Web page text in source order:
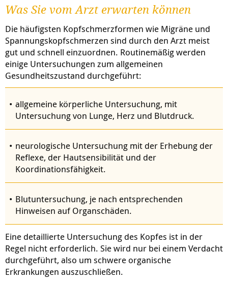
Was Sie vom Arzt erwarten können
Die häufigsten Kopfschmerzformen wie Migräne und
Spannungskopfschmerzen sind durch den Arzt meist
gut und schnell einzuordnen. Routinemäßig werden
einige Untersuchungen zum allgemeinen
Gesundheitszustand durchgeführt:
allgemeine körperliche Untersuchung, mit
Untersuchung von Lunge, Herz und Blutdruck.
neurologische Untersuchung mit der Erhebung der
Reflexe, der Hautsensibilität und der
Koordinationsfähigkeit.
Blutuntersuchung, je nach entsprechenden
Hinweisen auf Organschäden.
Eine detaillierte Untersuchung des Kopfes ist in der
Regel nicht erforderlich. Sie wird nur bei einem Verdacht
durchgeführt, also um schwere organische
Erkrankungen auszuschließen.